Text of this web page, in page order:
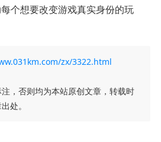
个想要改变游戏真实身份的玩
zx/3322.html
，否则均为本站原创文章，转载时
处。